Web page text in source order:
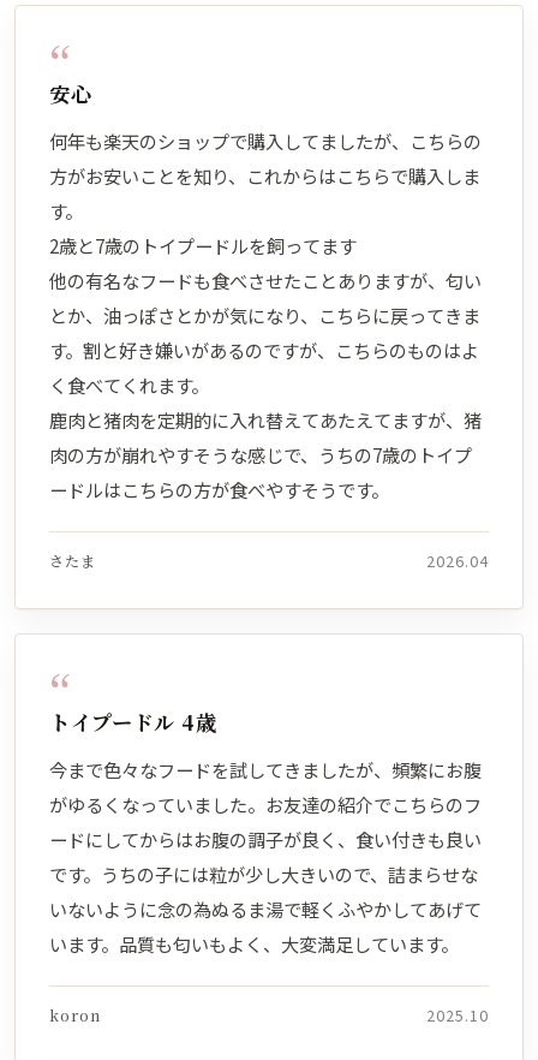
“
安心
何年も楽天のショップで購入してましたが、こちらの
方がお安いことを知り、これからはこちらで購入しま
す。
2歳と7歳のトイプードルを飼ってます
他の有名なフードも食べさせたことありますが、匂い
とか、油っぽさとかが気になり、こちらに戻ってきま
す。割と好き嫌いがあるのですが、こちらのものはよ
く食べてくれます。
鹿肉と猪肉を定期的に入れ替えてあたえてますが、猪
肉の方が崩れやすそうな感じで、うちの7歳のトイプ
ードルはこちらの方が食べやすそうです。
さたま 2026.04
“
トイプードル 4歳
今まで色々なフードを試してきましたが、頻繁にお腹
がゆるくなっていました。お友達の紹介でこちらのフ
ードにしてからはお腹の調子が良く、食い付きも良い
です。うちの子には粒が少し大きいので、詰まらせな
いないように念の為ぬるま湯で軽くふやかしてあげて
います。品質も匂いもよく、大変満足しています。
koron 2025.10